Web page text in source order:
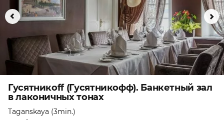
Гусятникоff (Гусятникофф). Банкетный зал
в лаконичных тонах
Taganskaya (3min.)